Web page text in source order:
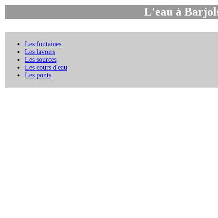
L'eau à
Les fontaines
Les lavoirs
Les sources
Les cours d'eau
Les ponts